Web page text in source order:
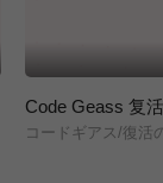
Code Geass 复
コードギアス/復活